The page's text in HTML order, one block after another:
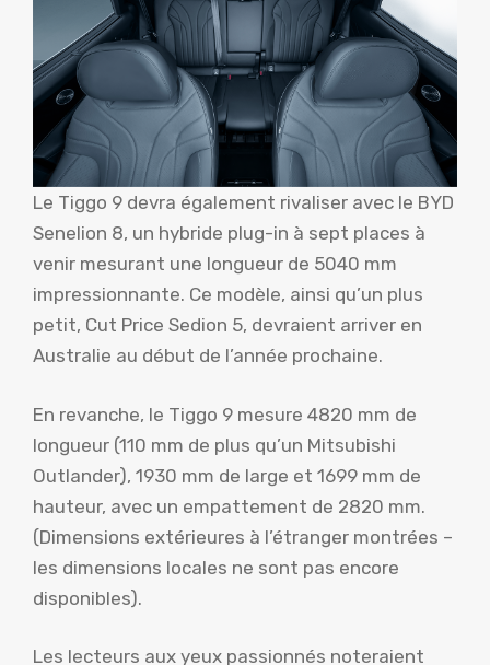
Le Tiggo 9 devra également rivaliser avec le BYD
Senelion 8, un hybride plug-in à sept places à
venir mesurant une longueur de 5040 mm
impressionnante. Ce modèle, ainsi qu’un plus
petit, Cut Price Sedion 5, devraient arriver en
Australie au début de l’année prochaine.
En revanche, le Tiggo 9 mesure 4820 mm de
longueur (110 mm de plus qu’un Mitsubishi
Outlander), 1930 mm de large et 1699 mm de
hauteur, avec un empattement de 2820 mm.
(Dimensions extérieures à l’étranger montrées –
les dimensions locales ne sont pas encore
disponibles).
Les lecteurs aux yeux passionnés noteraient